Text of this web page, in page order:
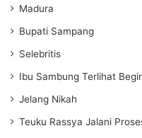
Madura
Bupati Sampang
Selebritis
Ibu Sambung Terlihat
Jelang Nikah
Teuku Rassya Jalani